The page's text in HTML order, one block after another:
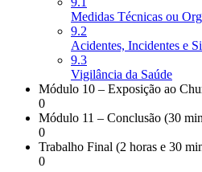
Medidas Técnicas ou
9.2
Acidentes, Incidentes e
9.3
Vigilância da Saúde
Módulo 10 – Exposição ao
0
Módulo 11 – Conclusão (30
0
Trabalho Final (2 horas e 30
0